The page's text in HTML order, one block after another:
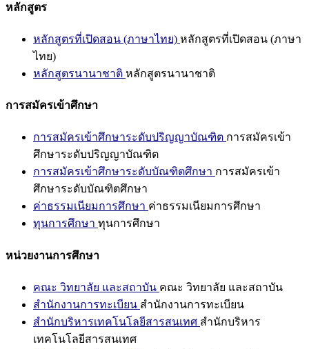
หลักสูตร
หลักสูตรที่เปิดสอน (ภาษาไทย) หลักสูตรที่เปิดสอน (ภาษา
ไทย)
หลักสูตรนานาชาติ หลักสูตรนานาชาติ
การสมัครเข้าศึกษา
การสมัครเข้าศึกษาระดับปริญญาบัณฑิต การสมัครเข้า
ศึกษาระดับปริญญาบัณฑิต
การสมัครเข้าศึกษาระดับบัณฑิตศึกษา การสมัครเข้า
ศึกษาระดับบัณฑิตศึกษา
ค่าธรรมเนียมการศึกษา ค่าธรรมเนียมการศึกษา
ทุนการศึกษา ทุนการศึกษา
หน่วยงานการศึกษา
คณะ วิทยาลัย และสถาบัน คณะ วิทยาลัย และสถาบัน
สำนักงานการทะเบียน สำนักงานการทะเบียน
สำนักบริหารเทคโนโลยีสารสนเทศ สำนักบริหาร
เทคโนโลยีสารสนเทศ